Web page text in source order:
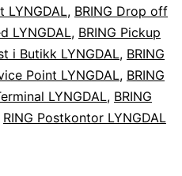
LYNGDAL, BRING Drop off
LYNGDAL, BRING Pickup
i Butikk LYNGDAL, BRING
Point LYNGDAL, BRING
LYNGDAL, BRING
RING Postkontor LYNGDAL